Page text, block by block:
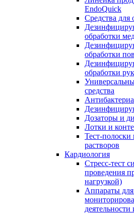
EndoQuick
Средства для
обработки
обработки
обработки рук
средства
Дозаторы и
Лотки и
Тест-
растворов
Кардиология
Стресс-тест
проведения
нагрузкой)
Аппараты для
деятельности